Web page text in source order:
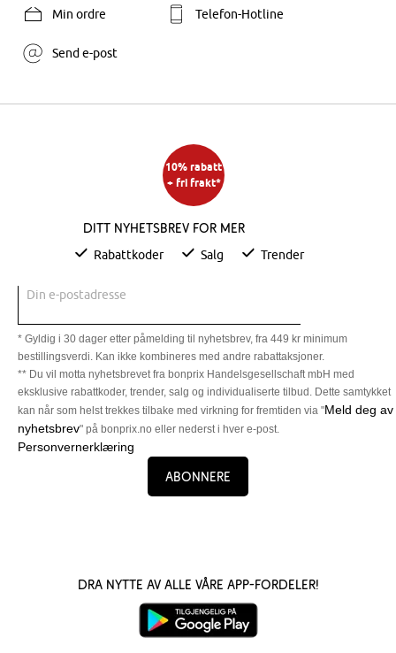
Min ordre Telefon-Hotline
Send e-post
10% rabatt
+ fri frakt*
Ditt nyhetsbrev for mer
Rabattkoder Salg Trender
Din e-postadresse
* Gyldig i 30 dager etter påmelding til nyhetsbrev, fra 449 kr minimum
bestillingsverdi. Kan ikke kombineres med andre rabattaksjoner.
** Du vil motta nyhetsbrevet fra bonprix Handelsgesellschaft mbH med
eksklusive rabattkoder, trender, salg og individualiserte tilbud. Dette samtykket
kan når som helst trekkes tilbake med virkning for fremtiden via "Meld deg av
nyhetsbrev" på bonprix.no eller nederst i hver e-post.
Personvernerklæring
Abonnere
Dra nytte av alle våre app-fordeler!